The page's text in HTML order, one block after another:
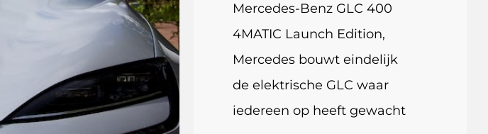
Mercedes-Benz GLC 400
4MATIC Launch Edition,
Mercedes bouwt eindelijk
de elektrische GLC waar
iedereen op heeft gewacht